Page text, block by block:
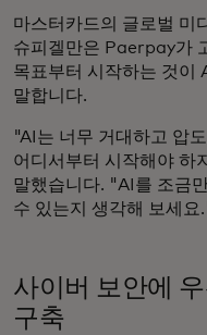
마스터카드의 글로벌 미
슈피겔만은 Paerpay가
목표부터 시작하는 것이
말합니다.
"AI는 너무 거대하고 압
어디서부터 시작해야 하
말했습니다. "AI를 조금
수 있는지 생각해 보세요
사이버 보안에
구축